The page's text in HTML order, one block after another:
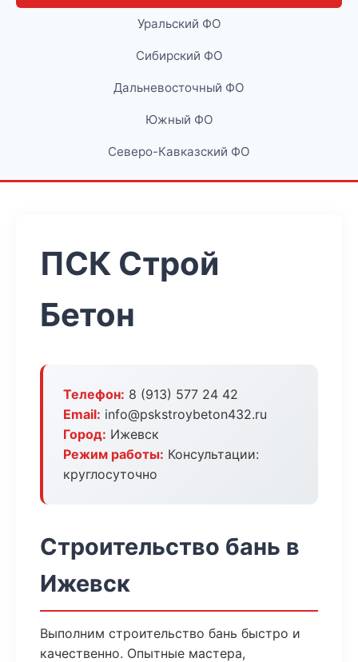
Уральский ФО
Сибирский ФО
Дальневосточный ФО
Южный ФО
Северо-Кавказский ФО
ПСК Строй
Бетон
Телефон: 8 (913) 577 24 42
Email: info@pskstroybeton432.ru
Город: Ижевск
Режим работы: Консультации:
круглосуточно
Строительство бань в
Ижевск
Выполним строительство бань быстро и
качественно. Опытные мастера,